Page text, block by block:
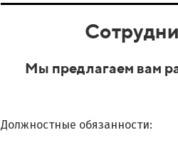
Мы предлагаем вам
Должностные обязанности: